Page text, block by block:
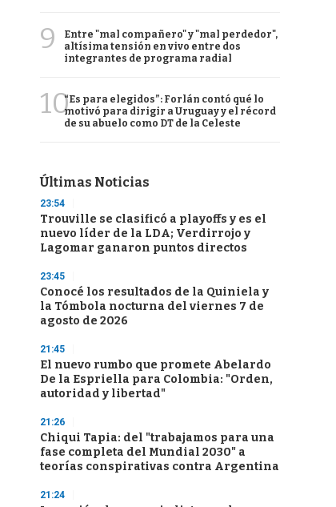
9
Entre "mal compañero" y "mal perdedor",
altísima tensión en vivo entre dos
integrantes de programa radial
10“Es para elegidos”: Forlán contó qué lo
motivó para dirigir a Uruguay y el récord
de su abuelo como DT de la Celeste
Últimas Noticias
23:54
Trouville se clasificó a playoffs y es el
nuevo líder de la LDA; Verdirrojo y
Lagomar ganaron puntos directos
23:45
Conocé los resultados de la Quiniela y
la Tómbola nocturna del viernes 7 de
agosto de 2026
21:45
El nuevo rumbo que promete Abelardo
De la Espriella para Colombia: "Orden,
autoridad y libertad"
21:26
Chiqui Tapia: del "trabajamos para una
fase completa del Mundial 2030" a
teorías conspirativas contra Argentina
21:24